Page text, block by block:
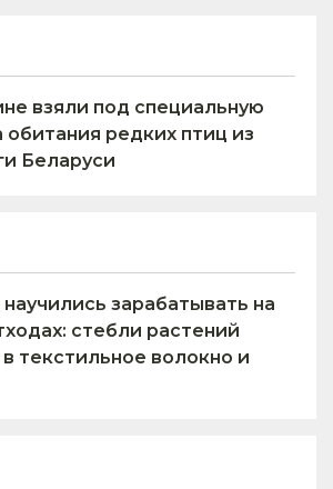
взяли под специальную
обитания редких птиц из
Беларуси
зарабатывать на
стебли растений
текстильное волокно и